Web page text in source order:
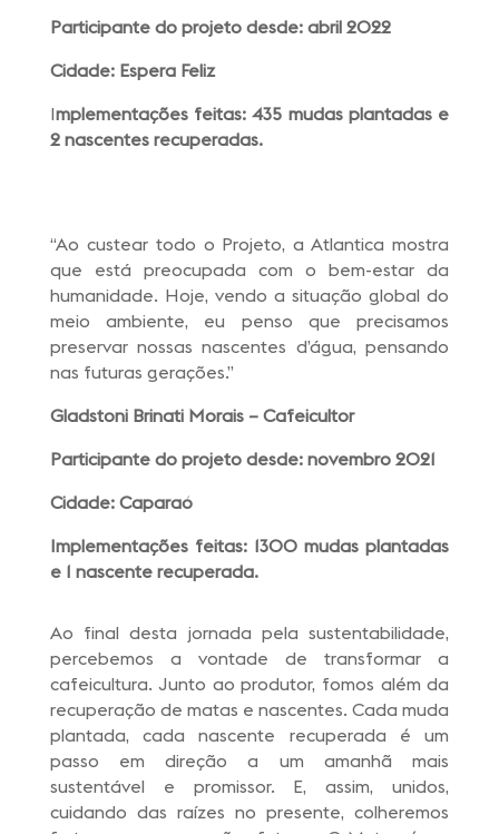
Participante do projeto desde: abril 2022
Cidade: Espera Feliz
Implementações feitas: 435 mudas plantadas e
2 nascentes recuperadas.
“Ao custear todo o Projeto, a Atlantica mostra
que está preocupada com o bem-estar da
humanidade. Hoje, vendo a situação global do
meio ambiente, eu penso que precisamos
preservar nossas nascentes d’água, pensando
nas futuras gerações.”
Gladstoni Brinati Morais – Cafeicultor
Participante do projeto desde: novembro 2021
Cidade: Caparaó
Implementações feitas: 1300 mudas plantadas
e 1 nascente recuperada.
Ao final desta jornada pela sustentabilidade,
percebemos a vontade de transformar a
cafeicultura. Junto ao produtor, fomos além da
recuperação de matas e nascentes. Cada muda
plantada, cada nascente recuperada é um
passo em direção a um amanhã mais
sustentável e promissor. E, assim, unidos,
cuidando das raízes no presente, colheremos